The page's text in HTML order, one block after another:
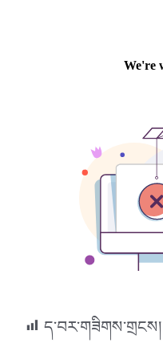
ད་བར་གཟིགས་གྲངས།